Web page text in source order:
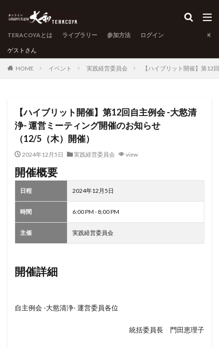
TERACOYAとは ライブラリー 参加方法 ログイン
ゲスト さん
HOME イベント 実践経営委員会 【ハイブリット開催】第12
【ハイブリット開催】第12回自主例会 -大慾清
浄- 運営ミーティング開催のお知らせ
（12/5（木）開催）
2024年12月5日 実践経営委員会 view
開催概要
日程 2024年12月5日
時間 6:00 PM - 8:00 PM
主催 実践経営委員会
開催詳細
自主例会 -大慾清浄- 運営委員各位
統括委員長 門田恵理子